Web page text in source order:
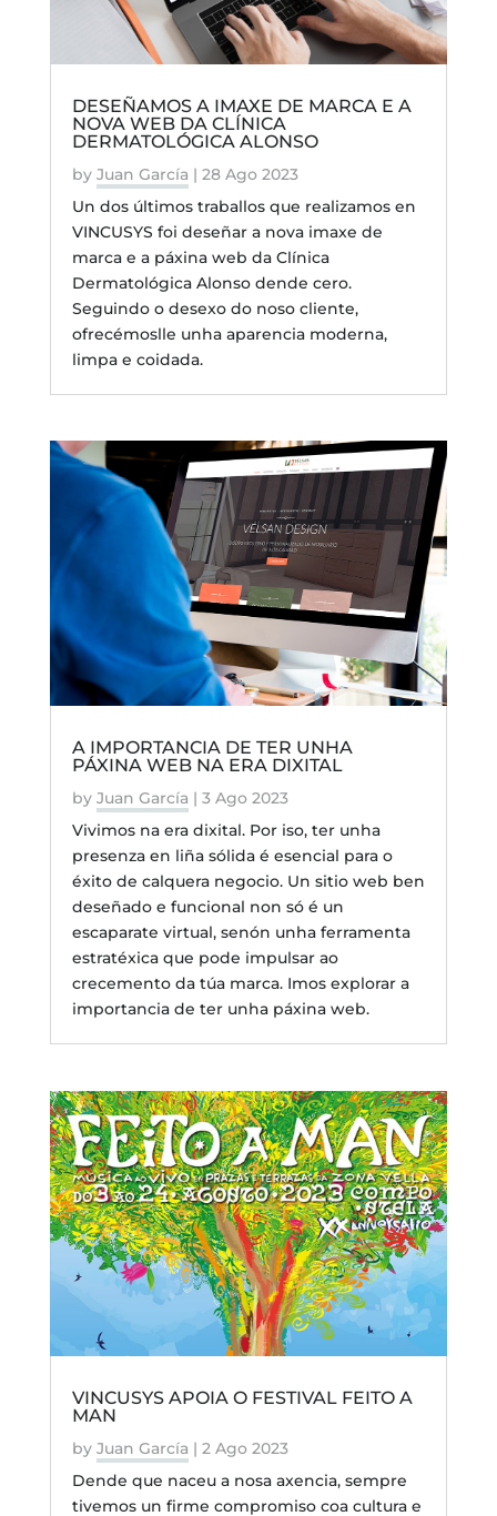
DESEÑAMOS A IMAXE DE MARCA E A
NOVA WEB DA CLÍNICA
DERMATOLÓGICA ALONSO
by Juan García | 28 Ago 2023
Un dos últimos traballos que realizamos en
VINCUSYS foi deseñar a nova imaxe de
marca e a páxina web da Clínica
Dermatológica Alonso dende cero.
Seguindo o desexo do noso cliente,
ofrecémoslle unha aparencia moderna,
limpa e coidada.
A IMPORTANCIA DE TER UNHA
PÁXINA WEB NA ERA DIXITAL
by Juan García | 3 Ago 2023
Vivimos na era dixital. Por iso, ter unha
presenza en liña sólida é esencial para o
éxito de calquera negocio. Un sitio web ben
deseñado e funcional non só é un
escaparate virtual, senón unha ferramenta
estratéxica que pode impulsar ao
crecemento da túa marca. Imos explorar a
importancia de ter unha páxina web.
VINCUSYS APOIA O FESTIVAL FEITO A
MAN
by Juan García | 2 Ago 2023
Dende que naceu a nosa axencia, sempre
tivemos un firme compromiso coa cultura e